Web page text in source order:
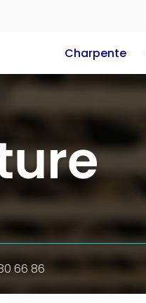
Charpente
66 86